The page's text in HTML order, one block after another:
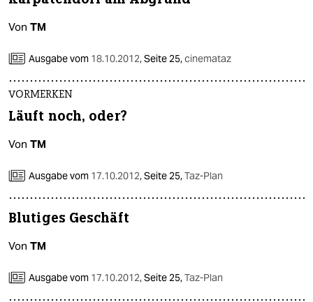
Von TM
Ausgabe vom 18.10.2012,Seite 25,cinemataz
VORMERKEN
Läuft noch, oder?
Von TM
Ausgabe vom 17.10.2012,Seite 25,Taz-Plan
Blutiges Geschäft
Von TM
Ausgabe vom 17.10.2012,Seite 25,Taz-Plan